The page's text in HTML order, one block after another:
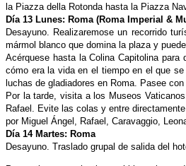
la Piazza della Rotonda hasta la Piazza
Día 13 Lunes: Roma (Roma Imperial &
Desayuno. Realizaremose un recorrido
mármol blanco que domina la plaza y
Acérquese hasta la Colina Capitolina
cómo era la vida en el tiempo en el que
luchas de gladiadores en Roma. Pasee con
Por la tarde, visita a los Museos
Rafael. Evite las colas y entre
por Miguel Ángel, Rafael, Caravaggio,
Día 14 Martes: Roma
Desayuno. Traslado grupal de salida del